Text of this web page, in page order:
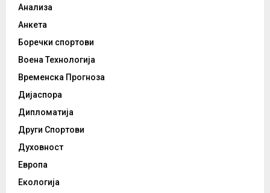
Анализа
Анкета
Боречки спортови
Воена Технологија
Временска Прогноза
Дијаспора
Дипломатија
Други Спортови
Духовност
Европа
Екологија